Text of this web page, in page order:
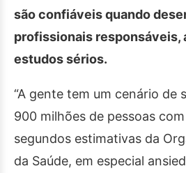
são confiáveis quando
profissionais responsáveis,
estudos sérios.
“A gente tem um cenário de
900 milhões de pessoas
segundos estimativas da
da Saúde, em especial